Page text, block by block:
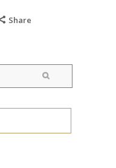
Share